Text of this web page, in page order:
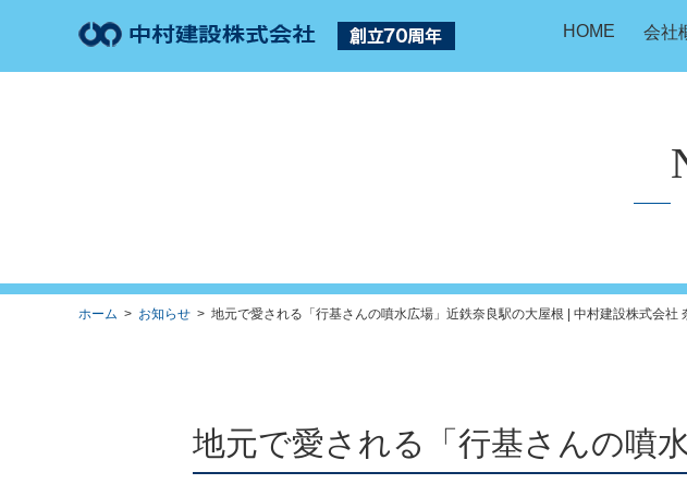
HOME 会社
ホーム > お知らせ > 地元で愛される「行基さんの噴水広場」近鉄奈良駅の大屋根 | 中村建設株式会社
地元で愛される「行基さんの噴